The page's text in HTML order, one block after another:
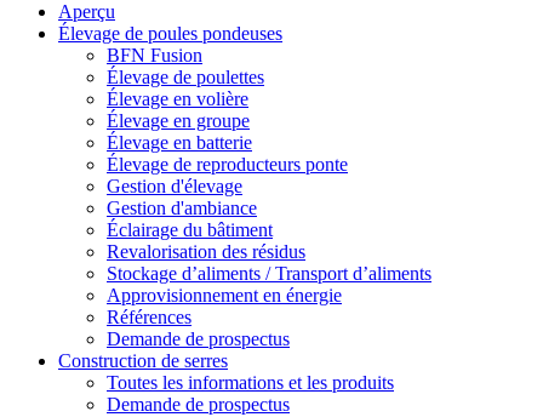
Aperçu
Élevage de poules pondeuses
BFN Fusion
Élevage de poulettes
Élevage en volière
Élevage en groupe
Élevage en batterie
Élevage de reproducteurs ponte
Gestion d'élevage
Gestion d'ambiance
Éclairage du bâtiment
Revalorisation des résidus
Stockage d’aliments / Transport d’aliments
Approvisionnement en énergie
Références
Demande de prospectus
Construction de serres
Toutes les informations et les produits
Demande de prospectus